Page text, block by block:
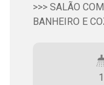
>>> SALÃO
BANHEIRO E
1